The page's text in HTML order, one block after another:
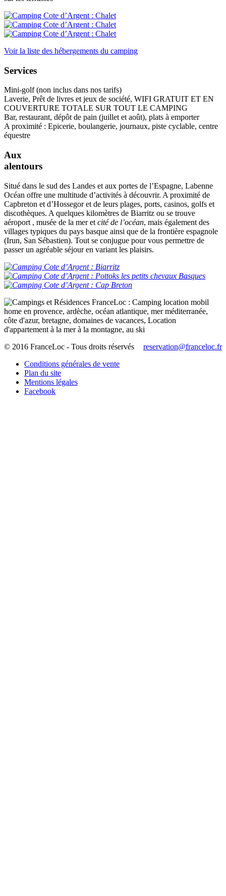
Voir la liste des hébergements du camping
Services
Mini-golf (non inclus dans nos tarifs)
Laverie, Prêt de livres et jeux de société, WIFI GRATUIT ET EN
COUVERTURE TOTALE SUR TOUT LE CAMPING
Bar, restaurant, dépôt de pain (juillet et août), plats à emporter
A proximité : Epicerie, boulangerie, journaux, piste cyclable, centre
équestre
Aux
alentours
Situé dans le sud des Landes et aux portes de l’Espagne, Labenne
Océan offre une multitude d’activités à découvrir. A proximité de
Capbreton et d’Hossegor et de leurs plages, ports, casinos, golfs et
discothèques. A quelques kilomètres de Biarritz ou se trouve
aéroport , musée de la mer et cité de l’océan, mais également des
villages typiques du pays basque ainsi que de la frontière espagnole
(Irun, San Sébastien). Tout se conjugue pour vous permettre de
passer un agréable séjour en variant les plaisirs.
reservation@franceloc.fr
© 2016 FranceLoc - Tous droits réservés
Conditions générales de vente
Plan du site
Mentions légales
Facebook